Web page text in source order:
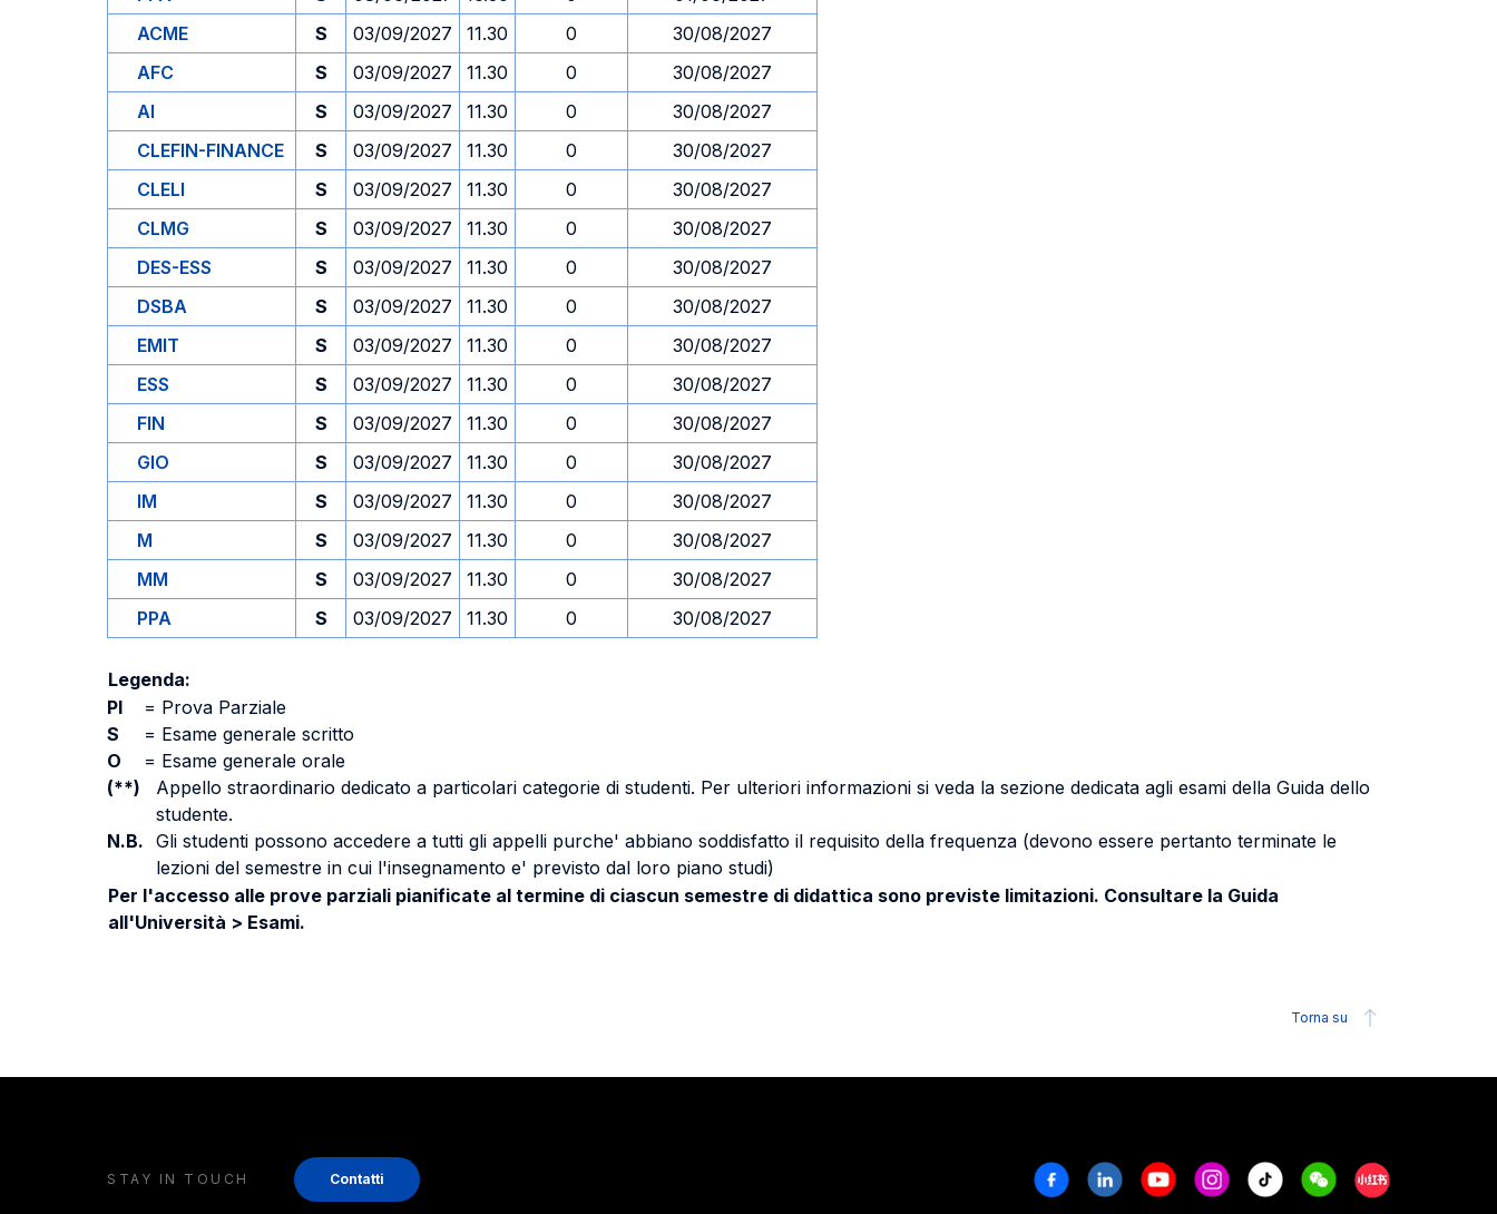
ACME
S 03/09/2027 11.30 0
30/08/2027
AFC
S 03/09/2027 11.30 0
30/08/2027
AI
S 03/09/2027 11.30 0
30/08/2027
CLEFIN-FINANCE
S 03/09/2027 11.30 0
30/08/2027
CLELI
S 03/09/2027 11.30 0
30/08/2027
CLMG
S 03/09/2027 11.30 0
30/08/2027
DES-ESS
S 03/09/2027 11.30 0
30/08/2027
DSBA
S 03/09/2027 11.30 0
30/08/2027
EMIT
S 03/09/2027 11.30 0
30/08/2027
ESS
S 03/09/2027 11.30 0
30/08/2027
FIN
S 03/09/2027 11.30 0
30/08/2027
GIO
S 03/09/2027 11.30 0
30/08/2027
IM
S 03/09/2027 11.30 0
30/08/2027
M
S 03/09/2027 11.30 0
30/08/2027
MM
S 03/09/2027 11.30 0
30/08/2027
PPA
S 03/09/2027 11.30 0 30/08/2027
Legenda:
PI
= Prova Parziale
S
= Esame generale scritto
O
= Esame generale orale
(**)
Appello straordinario dedicato a particolari categorie di studenti. Per ulteriori informazioni si veda la sezione dedicata agli esami della Guida dello
studente.
N.B. Gli studenti possono accedere a tutti gli appelli purche' abbiano soddisfatto il requisito della frequenza (devono essere pertanto terminate le
lezioni del semestre in cui l'insegnamento e' previsto dal loro piano studi)
Per l'accesso alle prove parziali pianificate al termine di ciascun semestre di didattica sono previste limitazioni. Consultare la Guida
all'Università > Esami.
Torna su
STAY IN TOUCH Contatti FacebookLinkedinYoutubeInstagram
Tiktok WeechatXiaohongshu/